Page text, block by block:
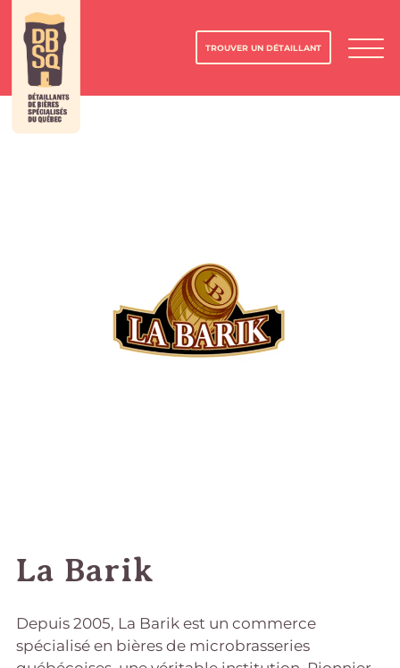
TROUVER UN DÉTAILLANT
La Barik
Depuis 2005, La Barik est un commerce
spécialisé en bières de microbrasseries